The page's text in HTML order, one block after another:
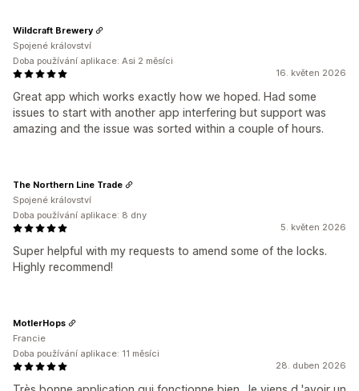
16. květen 2026
Great app which works exactly how we hoped. Had some
issues to start with another app interfering but support was
amazing and the issue was sorted within a couple of hours.
Wildcraft Brewery
Spojené království
Doba používání aplikace: Asi 2 měsíci
5. květen 2026
Super helpful with my requests to amend some of the locks.
Highly recommend!
The Northern Line Trade
Spojené království
Doba používání aplikace: 8 dny
28. duben 2026
MotlerHops
Francie
Doba používání aplikace: 11 měsíci